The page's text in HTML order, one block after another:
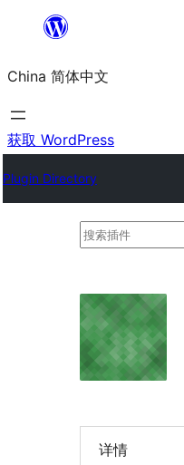
内
容
China 简体中文
获取 WordPress
Plugin Directory
搜
件
详情